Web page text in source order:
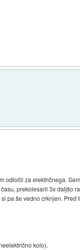
odločil za električnega.
prekolesaril 3x daljšo
pa še vedno crknjen. Pred
kolo).